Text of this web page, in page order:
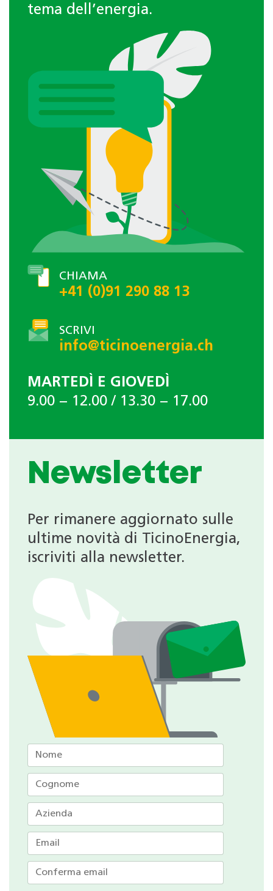
tema dell’energia.
CHIAMA
+41 (0)91 290 88 13
SCRIVI
info@ticinoenergia.ch
MARTEDÌ E GIOVEDÌ
9.00 − 12.00 / 13.30 − 17.00
Newsletter
Per rimanere aggiornato sulle
ultime novità di TicinoEnergia,
iscriviti alla newsletter.